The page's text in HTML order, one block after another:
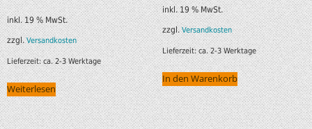
inkl. 19 % MwSt.
zzgl.Versandkosten
Lieferzeit:ca. 2-3 Werktage
Weiterlesen
inkl. 19 % MwSt.
zzgl.Versandkosten
Lieferzeit:ca. 2-3 Werktage
In den Warenkorb